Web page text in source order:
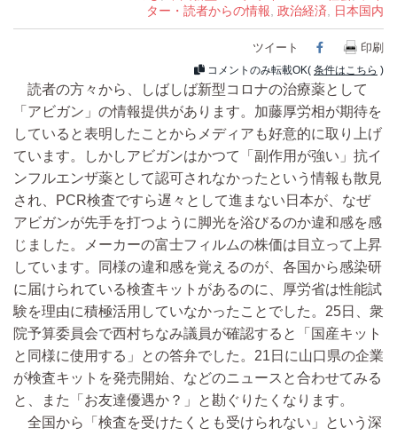
ター・読者からの情報, 政治経済, 日本国内
ツイート Facebook
印刷
コメントのみ転載OK( 条件はこちら )
読者の方々から、しばしば新型コロナの治療薬として
「アビガン」の情報提供があります。加藤厚労相が期待を
していると表明したことからメディアも好意的に取り上げ
ています。しかしアビガンはかつて「副作用が強い」抗イ
ンフルエンザ薬として認可されなかったという情報も散見
され、PCR検査ですら遅々として進まない日本が、なぜ
アビガンが先手を打つように脚光を浴びるのか違和感を感
じました。メーカーの富士フィルムの株価は目立って上昇
しています。同様の違和感を覚えるのが、各国から感染研
に届けられている検査キットがあるのに、厚労省は性能試
験を理由に積極活用していなかったことでした。25日、衆
院予算委員会で西村ちなみ議員が確認すると「国産キット
と同様に使用する」との答弁でした。21日に山口県の企業
が検査キットを発売開始、などのニュースと合わせてみる
と、また「お友達優遇か？」と勘ぐりたくなります。
全国から「検査を受けたくとも受けられない」という深